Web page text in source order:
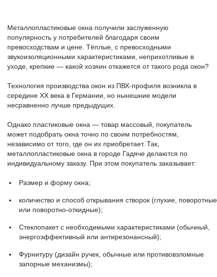
Металлопластиковые окна получили заслуженную
популярность у потребителей благодаря своим
превосходствам и цене. Тёплые, с превосходными
звукоизоляционными характеристиками, неприхотливые в
уходе, крепкие — какой хозяин откажется от такого рода окон?
Технология производства окон из ПВХ-профиля возникла в
середине ХХ века в Германии, но нынешние модели
несравненно лучше предыдущих.
Однако пластиковые окна — товар массовый, покупатель
может подобрать окна точно по своим потребностям,
независимо от того, где он их приобретает. Так,
металлопластиковые окна в городе Гадяче делаются по
индивидуальному заказу. При этом покупатель заказывает:
Размер и форму окна;
количество и способ открывания створок (глухие, поворотные
или поворотно-откидные);
Стеклопакет с необходимыми характеристиками (обычный,
энергоэффективный или антирезонансный);
Фурнитуру (дизайн ручек, обычные или противовзломные
запорные механизмы);